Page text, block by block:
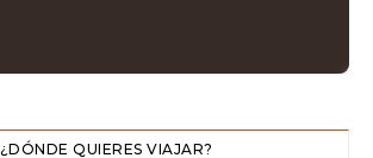
¿DÓNDE QUIERES VIAJAR?